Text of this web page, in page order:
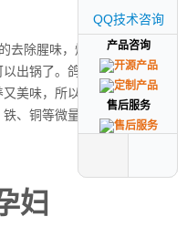
去除腥味，炖一两个小时之
出锅了。鸽子汤所富有的营
美味，所以孕妇可以连肉带
、铜等微量元素，对孕妇及
妇
QQ技术咨询
产品咨询
售后服务
QQ技术咨询
产品咨询
售后服务